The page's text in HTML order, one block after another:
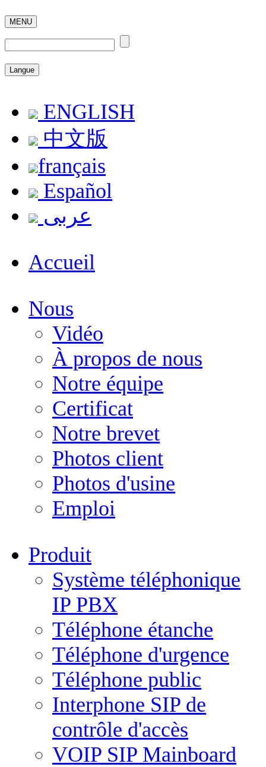
MENU
Langue
ENGLISH
中文版
français
Español
عربى
Accueil
Nous
Vidéo
À propos de nous
Notre équipe
Certificat
Notre brevet
Photos client
Photos d'usine
Emploi
Produit
Système téléphonique
IP PBX
Téléphone étanche
Téléphone d'urgence
Téléphone public
Interphone SIP de
contrôle d'accès
VOIP SIP Mainboard